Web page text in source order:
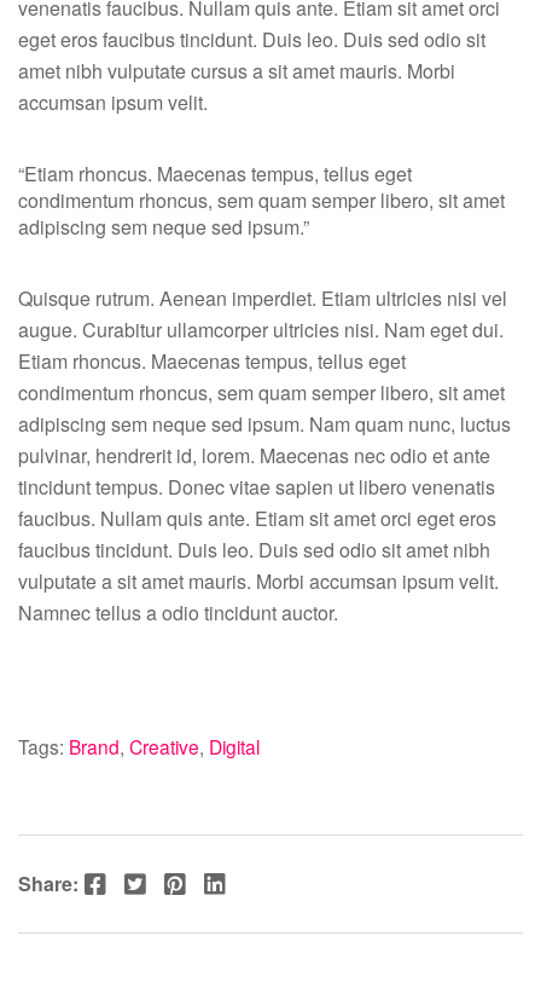
venenatis faucibus. Nullam quis ante. Etiam sit amet orci
eget eros faucibus tincidunt. Duis leo. Duis sed odio sit
amet nibh vulputate cursus a sit amet mauris. Morbi
accumsan ipsum velit.
“Etiam rhoncus. Maecenas tempus, tellus eget
condimentum rhoncus, sem quam semper libero, sit amet
adipiscing sem neque sed ipsum.”
Quisque rutrum. Aenean imperdiet. Etiam ultricies nisi vel
augue. Curabitur ullamcorper ultricies nisi. Nam eget dui.
Etiam rhoncus. Maecenas tempus, tellus eget
condimentum rhoncus, sem quam semper libero, sit amet
adipiscing sem neque sed ipsum. Nam quam nunc, luctus
pulvinar, hendrerit id, lorem. Maecenas nec odio et ante
tincidunt tempus. Donec vitae sapien ut libero venenatis
faucibus. Nullam quis ante. Etiam sit amet orci eget eros
faucibus tincidunt. Duis leo. Duis sed odio sit amet nibh
vulputate a sit amet mauris. Morbi accumsan ipsum velit.
Namnec tellus a odio tincidunt auctor.
Tags: Brand, Creative, Digital
Share: Facebook Twitter Pinterest LinkedIn